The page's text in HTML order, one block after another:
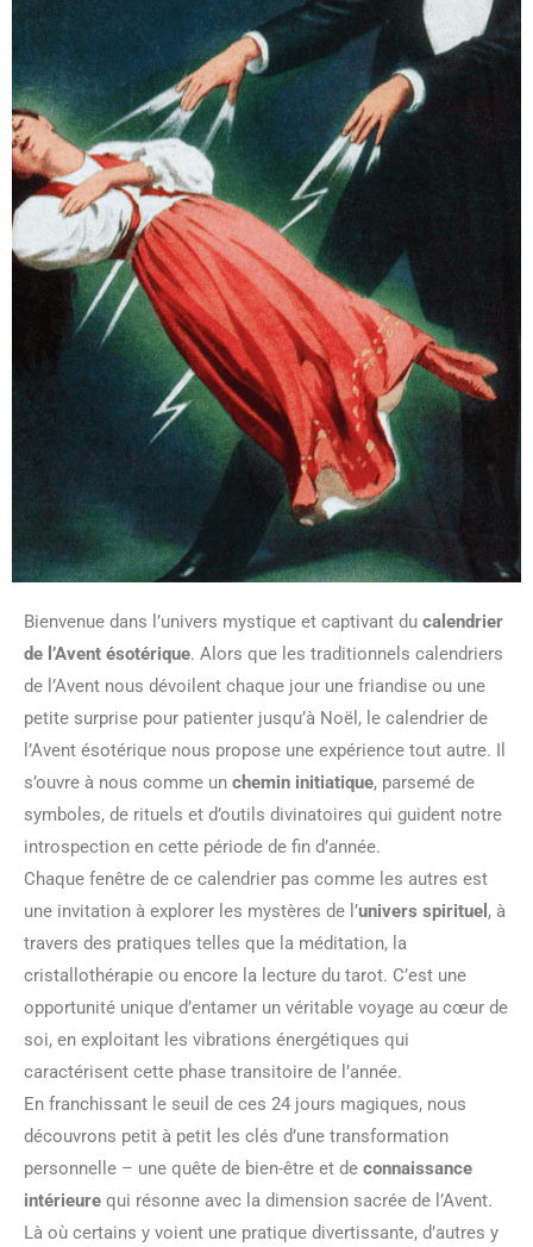
Bienvenue dans l’univers mystique et captivant du calendrier
de l’Avent ésotérique. Alors que les traditionnels calendriers
de l’Avent nous dévoilent chaque jour une friandise ou une
petite surprise pour patienter jusqu’à Noël, le calendrier de
l’Avent ésotérique nous propose une expérience tout autre. Il
s’ouvre à nous comme un chemin initiatique, parsemé de
symboles, de rituels et d’outils divinatoires qui guident notre
introspection en cette période de fin d’année.
Chaque fenêtre de ce calendrier pas comme les autres est
une invitation à explorer les mystères de l’univers spirituel , à
travers des pratiques telles que la méditation, la
cristallothérapie ou encore la lecture du tarot. C’est une
opportunité unique d’entamer un véritable voyage au cœur de
soi, en exploitant les vibrations énergétiques qui
caractérisent cette phase transitoire de l’année.
En franchissant le seuil de ces 24 jours magiques, nous
découvrons petit à petit les clés d’une transformation
personnelle – une quête de bien-être et de connaissance
intérieure qui résonne avec la dimension sacrée de l’Avent.
Là où certains y voient une pratique divertissante, d’autres y